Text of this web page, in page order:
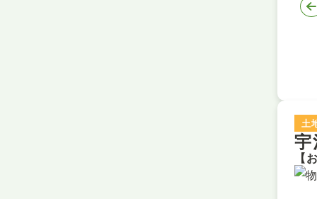
土